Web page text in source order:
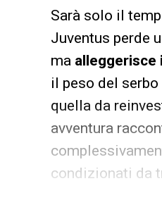
Sarà solo il
Juventus perde
ma alleggerisce
il peso del
quella da
avventura
condizionati da